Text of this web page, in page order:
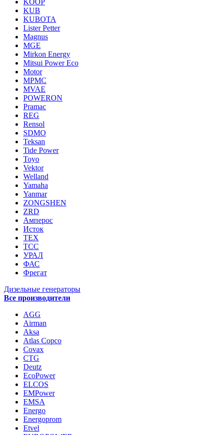
KOOP
KUB
KUBOTA
Lister Petter
Magnus
MGE
Mirkon Energy
Mitsui Power Eco
Motor
MPMC
MVAE
POWERON
Pramac
REG
Rensol
SDMO
Teksan
Tide Power
Toyo
Vektor
Welland
Yamaha
Yanmar
ZONGSHEN
ZRD
Амперос
Исток
ТЕХ
ТСС
УРАЛ
ФАС
Фрегат
Дизельные генераторы
Все производители
AGG
Airman
Aksa
Atlas Copco
Covax
CTG
Deutz
EcoPower
ELCOS
EMPower
EMSA
Energo
Energoprom
Etvel